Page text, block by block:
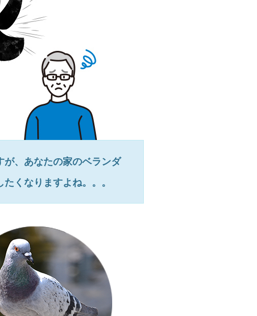
が、あなたの家のベランダ
くなりますよね。。。